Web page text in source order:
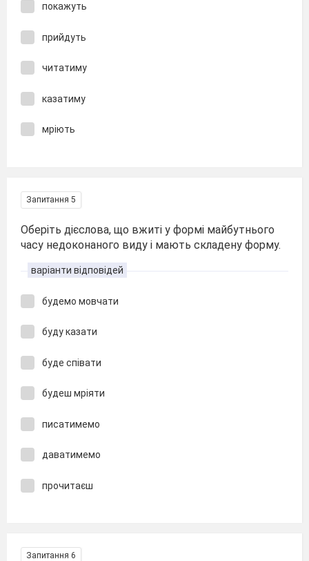
покажуть
прийдуть
читатиму
казатиму
мріють
Запитання 5
Оберіть дієслова, що вжиті у формі майбутнього
часу недоконаного виду і мають складену форму.
варіанти відповідей
будемо мовчати
буду казати
буде співати
будеш мріяти
писатимемо
даватимемо
прочитаєш
Запитання 6